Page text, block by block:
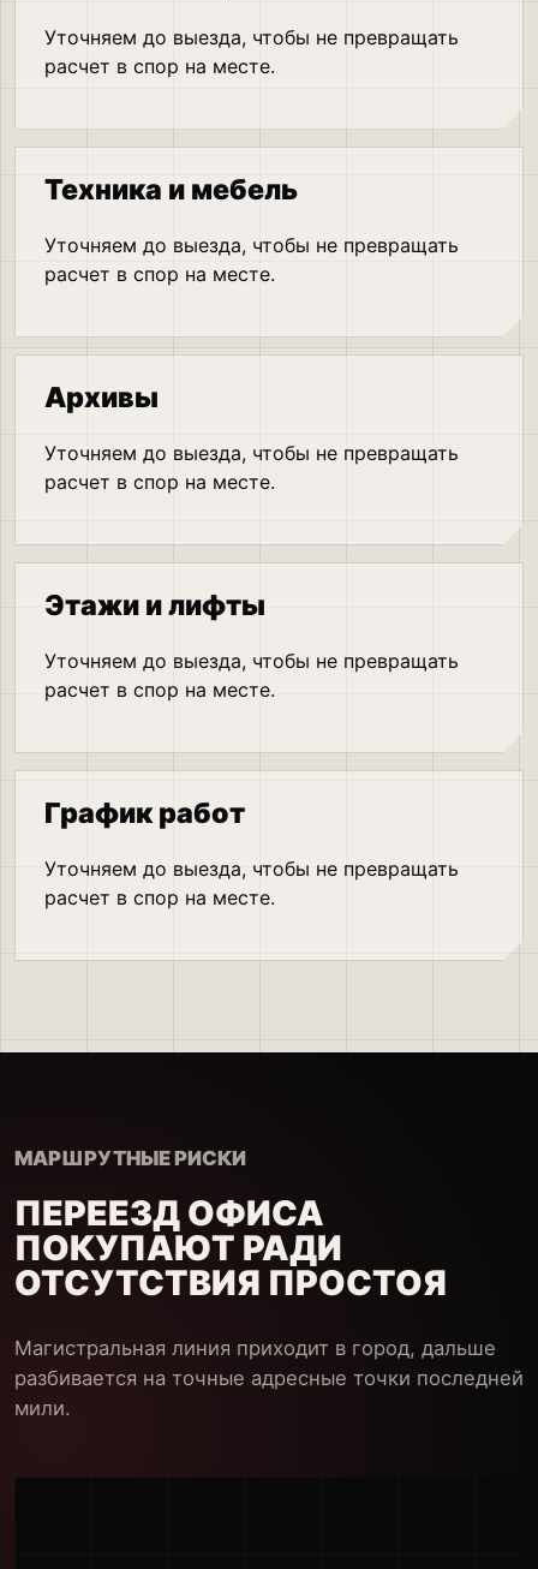
Уточняем до выезда, чтобы не превращать
расчет в спор на месте.
Техника и мебель
Уточняем до выезда, чтобы не превращать
расчет в спор на месте.
Архивы
Уточняем до выезда, чтобы не превращать
расчет в спор на месте.
Этажи и лифты
Уточняем до выезда, чтобы не превращать
расчет в спор на месте.
График работ
Уточняем до выезда, чтобы не превращать
расчет в спор на месте.
МАРШРУТНЫЕ РИСКИ
ПЕРЕЕЗД ОФИСА
ПОКУПАЮТ РАДИ
ОТСУТСТВИЯ ПРОСТОЯ
Магистральная линия приходит в город, дальше
разбивается на точные адресные точки последней
мили.